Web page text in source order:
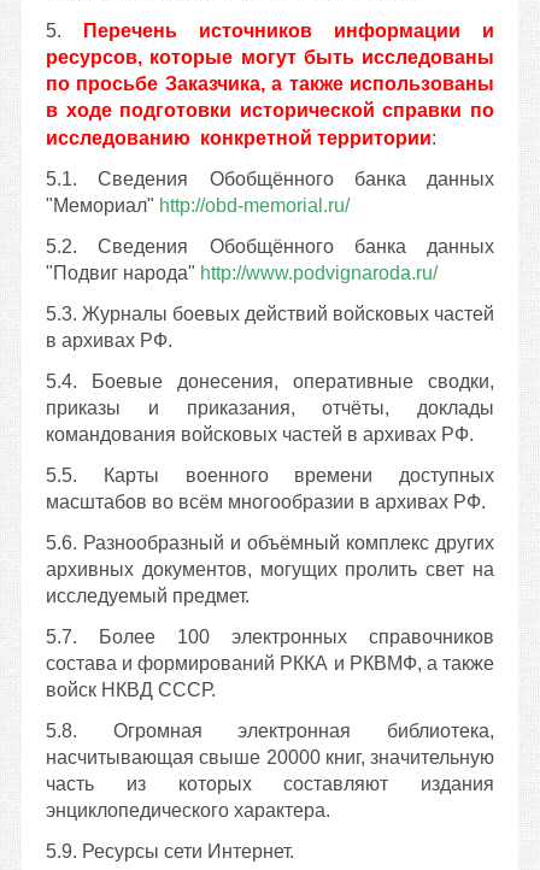
5.
Перечень источников информации и
ресурсов, которые могут быть исследованы
по просьбе Заказчика, а также использованы
в ходе подготовки исторической справки по
исследованию конкретной территории:
5.1. Сведения Обобщённого банка данных
"Мемориал" http://obd-memorial.ru/
5.2. Сведения Обобщённого банка данных
"Подвиг народа" http://www.podvignaroda.ru/
5.3. Журналы боевых действий войсковых частей
в архивах РФ.
5.4. Боевые донесения, оперативные сводки,
приказы и приказания, отчёты, доклады
командования войсковых частей в архивах РФ.
5.5. Карты военного времени доступных
масштабов во всём многообразии в архивах РФ.
5.6. Разнообразный и объёмный комплекс других
архивных документов, могущих пролить свет на
исследуемый предмет.
5.7. Более 100 электронных справочников
состава и формирований РККА и РКВМФ, а также
войск НКВД СССР.
5.8. Огромная электронная библиотека,
насчитывающая свыше 20000 книг, значительную
часть из которых составляют издания
энциклопедического характера.
5.9. Ресурсы сети Интернет.